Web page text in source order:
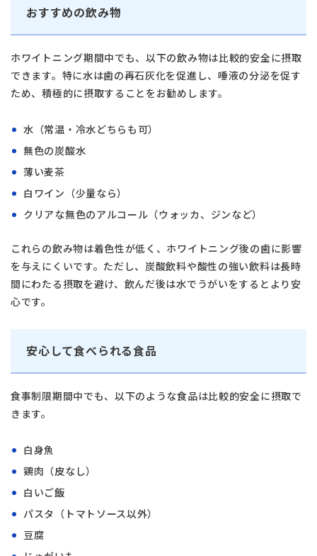
おすすめの飲み物
ホワイトニング期間中でも、以下の飲み物は比較的安全に摂取
できます。特に水は歯の再石灰化を促進し、唾液の分泌を促す
ため、積極的に摂取することをお勧めします。
水（常温・冷水どちらも可）
無色の炭酸水
薄い麦茶
白ワイン（少量なら）
クリアな無色のアルコール（ウォッカ、ジンなど）
これらの飲み物は着色性が低く、ホワイトニング後の歯に影響
を与えにくいです。ただし、炭酸飲料や酸性の強い飲料は長時
間にわたる摂取を避け、飲んだ後は水でうがいをするとより安
心です。
安心して食べられる食品
食事制限期間中でも、以下のような食品は比較的安全に摂取で
きます。
白身魚
鶏肉（皮なし）
白いご飯
パスタ（トマトソース以外）
豆腐